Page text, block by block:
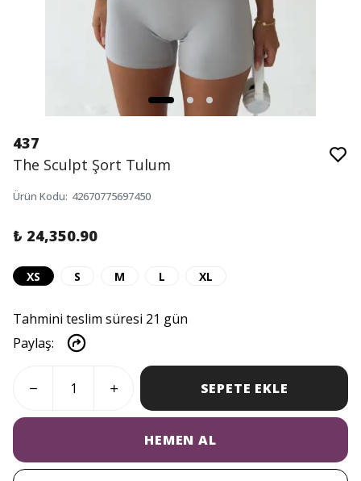
437
The Sculpt Şort Tulum
Ürün Kodu: 42670775697450
₺ 24,350.90
XS S M L XL
Tahmini teslim süresi 21 gün
Paylaş:
SEPETE EKLE
HEMEN AL